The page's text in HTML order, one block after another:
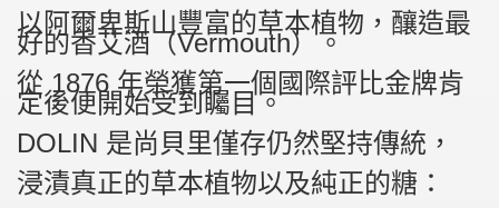
以阿爾卑斯山豐富的草本植物，釀造最
好的香艾酒（Vermouth）。
從 1876 年榮獲第一個國際評比金牌肯
定後便開始受到矚目。
DOLIN 是尚貝里僅存仍然堅持傳統，
浸漬真正的草本植物以及純正的糖：